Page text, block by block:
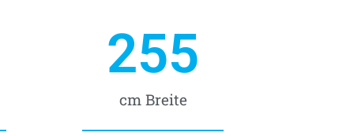
cm Breite
255